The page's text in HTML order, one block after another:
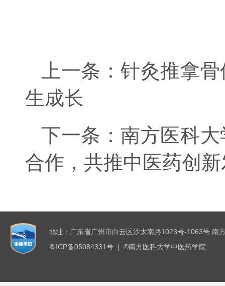
上一条：针灸推拿
生成长
下一条：南方医科
合作，共推中医药创
地址：广东省广州市白云区沙太南路1023号-1063号 南
粤ICP备05084331号 | ©南方医科大学中医药学院